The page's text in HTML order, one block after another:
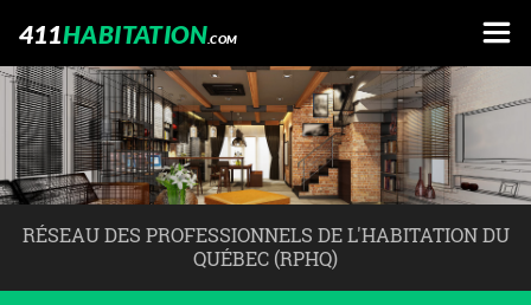
411HABITATION.COM
RÉSEAU DES PROFESSIONNELS DE L'HABITATION DU
QUÉBEC (RPHQ)